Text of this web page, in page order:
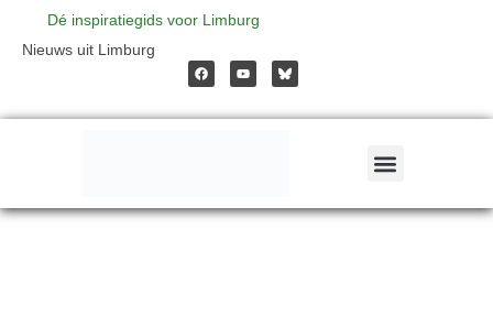
Dé inspiratiegids voor Limburg
Nieuws uit Limburg
a
c
e
o
o
u
t
b